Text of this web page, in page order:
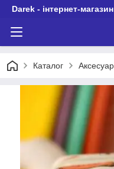
Darek - інтернет-
Каталог